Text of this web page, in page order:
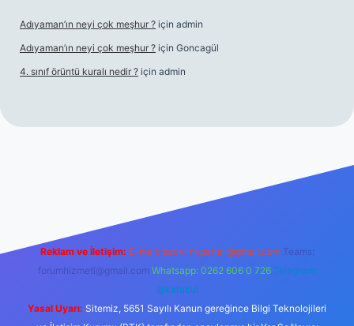
Adıyaman’ın neyi çok meşhur ? için admin
Adıyaman’ın neyi çok meşhur ? için Goncagül
4. sınıf örüntü kuralı nedir ? için admin
Reklam ve İletişim: E-mail: backlinkpaneli@gmail.com Teams:
forumhizmeti@gmail.com Whatsapp: 0262 606 0 726 Telegram:
@karabul
Yasal Uyarı: Sitemiz, 5651 Sayılı Kanun gereğince Bilgi Teknolojileri